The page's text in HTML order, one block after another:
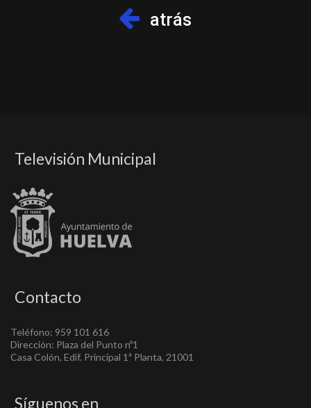
atrás
Televisión Municipal
Contacto
Teléfono: 959 101 616
Dirección: Plaza del Punto nº1
Casa Colón, Edif. Principal 1ª Planta, 21001
Síguenos en